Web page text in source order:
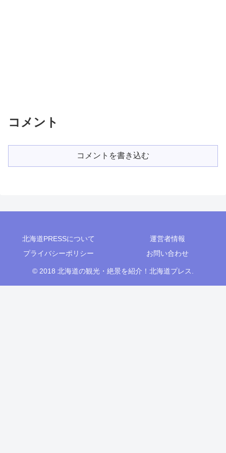
コメント
コメントを書き込む
北海道PRESSについて
運営者情報
プライバシーポリシー
お問い合わせ
© 2018 北海道の観光・絶景を紹介！北海道プレス.